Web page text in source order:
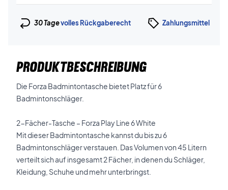
30 Tagevolles Rückgaberecht Zahlungsmittel
PRODUKTBESCHREIBUNG
Die Forza Badmintontasche bietet Platz für 6
Badmintonschläger.
2-Fächer-Tasche – Forza Play Line 6 White
Mit dieser Badmintontasche kannst du bis zu 6
Badmintonschläger verstauen. Das Volumen von 45 Litern
verteilt sich auf insgesamt 2 Fächer, in denen du Schläger,
Kleidung, Schuhe und mehr unterbringst.